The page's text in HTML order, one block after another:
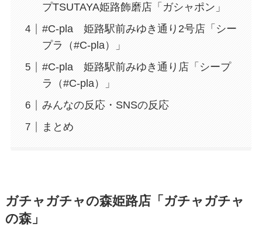
プTSUTAYA姫路飾磨店「ガシャポン」
#C-pla 姫路駅前みゆき通り2号店「シー
プラ（#C-pla）」
#C-pla 姫路駅前みゆき通り店「シープ
ラ（#C-pla）」
みんなの反応・SNSの反応
まとめ
ガチャガチャの森姫路店「ガチャガチャ
の森」